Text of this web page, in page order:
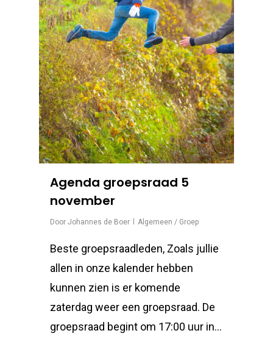
Agenda groepsraad 5
november
Door Johannes de Boer Algemeen / Groep
Beste groepsraadleden, Zoals jullie
allen in onze kalender hebben
kunnen zien is er komende
zaterdag weer een groepsraad. De
groepsraad begint om 17:00 uur in…